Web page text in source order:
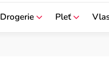
Drogerie Pleť